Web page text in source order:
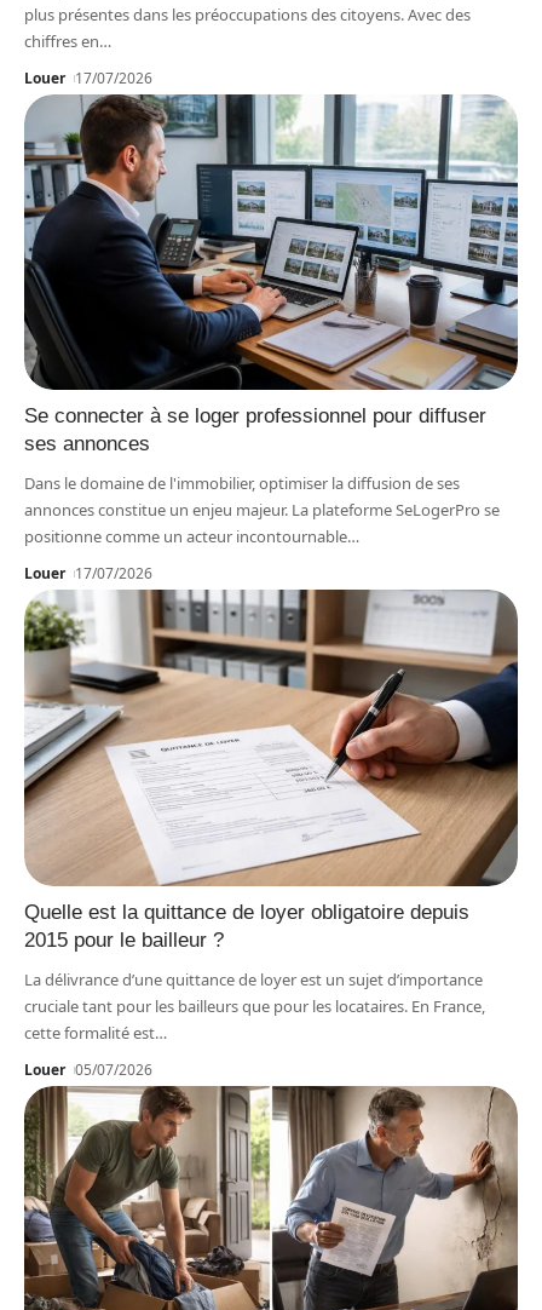
plus présentes dans les préoccupations des citoyens. Avec des
chiffres en…
Louer 17/07/2026
Se connecter à se loger professionnel pour diffuser
ses annonces
Dans le domaine de l'immobilier, optimiser la diffusion de ses
annonces constitue un enjeu majeur. La plateforme SeLogerPro se
positionne comme un acteur incontournable…
Louer 17/07/2026
Quelle est la quittance de loyer obligatoire depuis
2015 pour le bailleur ?
La délivrance d’une quittance de loyer est un sujet d’importance
cruciale tant pour les bailleurs que pour les locataires. En France,
cette formalité est…
Louer 05/07/2026